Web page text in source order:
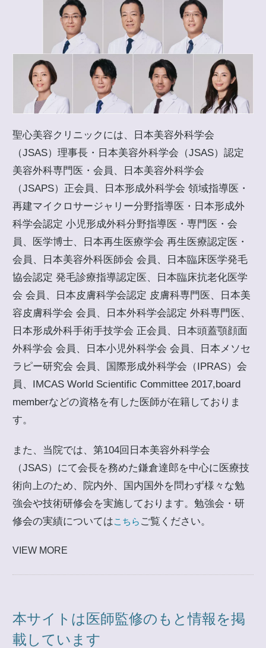
聖心美容クリニックには、日本美容外科学会
（JSAS）理事長・日本美容外科学会（JSAS）認定
美容外科専門医・会員、日本美容外科学会
（JSAPS）正会員、日本形成外科学会 領域指導医・
再建マイクロサージャリー分野指導医・日本形成外
科学会認定 小児形成外科分野指導医・専門医・会
員、医学博士、日本再生医療学会 再生医療認定医・
会員、日本美容外科医師会 会員、日本臨床医学発毛
協会認定 発毛診療指導認定医、日本臨床抗老化医学
会 会員、日本皮膚科学会認定 皮膚科専門医、日本美
容皮膚科学会 会員、日本外科学会認定 外科専門医、
日本形成外科手術手技学会 正会員、日本頭蓋顎顔面
外科学会 会員、日本小児外科学会 会員、日本メソセ
ラピー研究会 会員、国際形成外科学会（IPRAS）会
員、IMCAS World Scientific Committee 2017,board
memberなどの資格を有した医師が在籍しておりま
す。
また、当院では、第104回日本美容外科学会
（JSAS）にて会長を務めた鎌倉達郎を中心に医療技
術向上のため、院内外、国内国外を問わず様々な勉
強会や技術研修会を実施しております。勉強会・研
修会の実績についてはこちら ご覧ください。
VIEW MORE
本サイトは医師監修のもと情報を掲
載しています